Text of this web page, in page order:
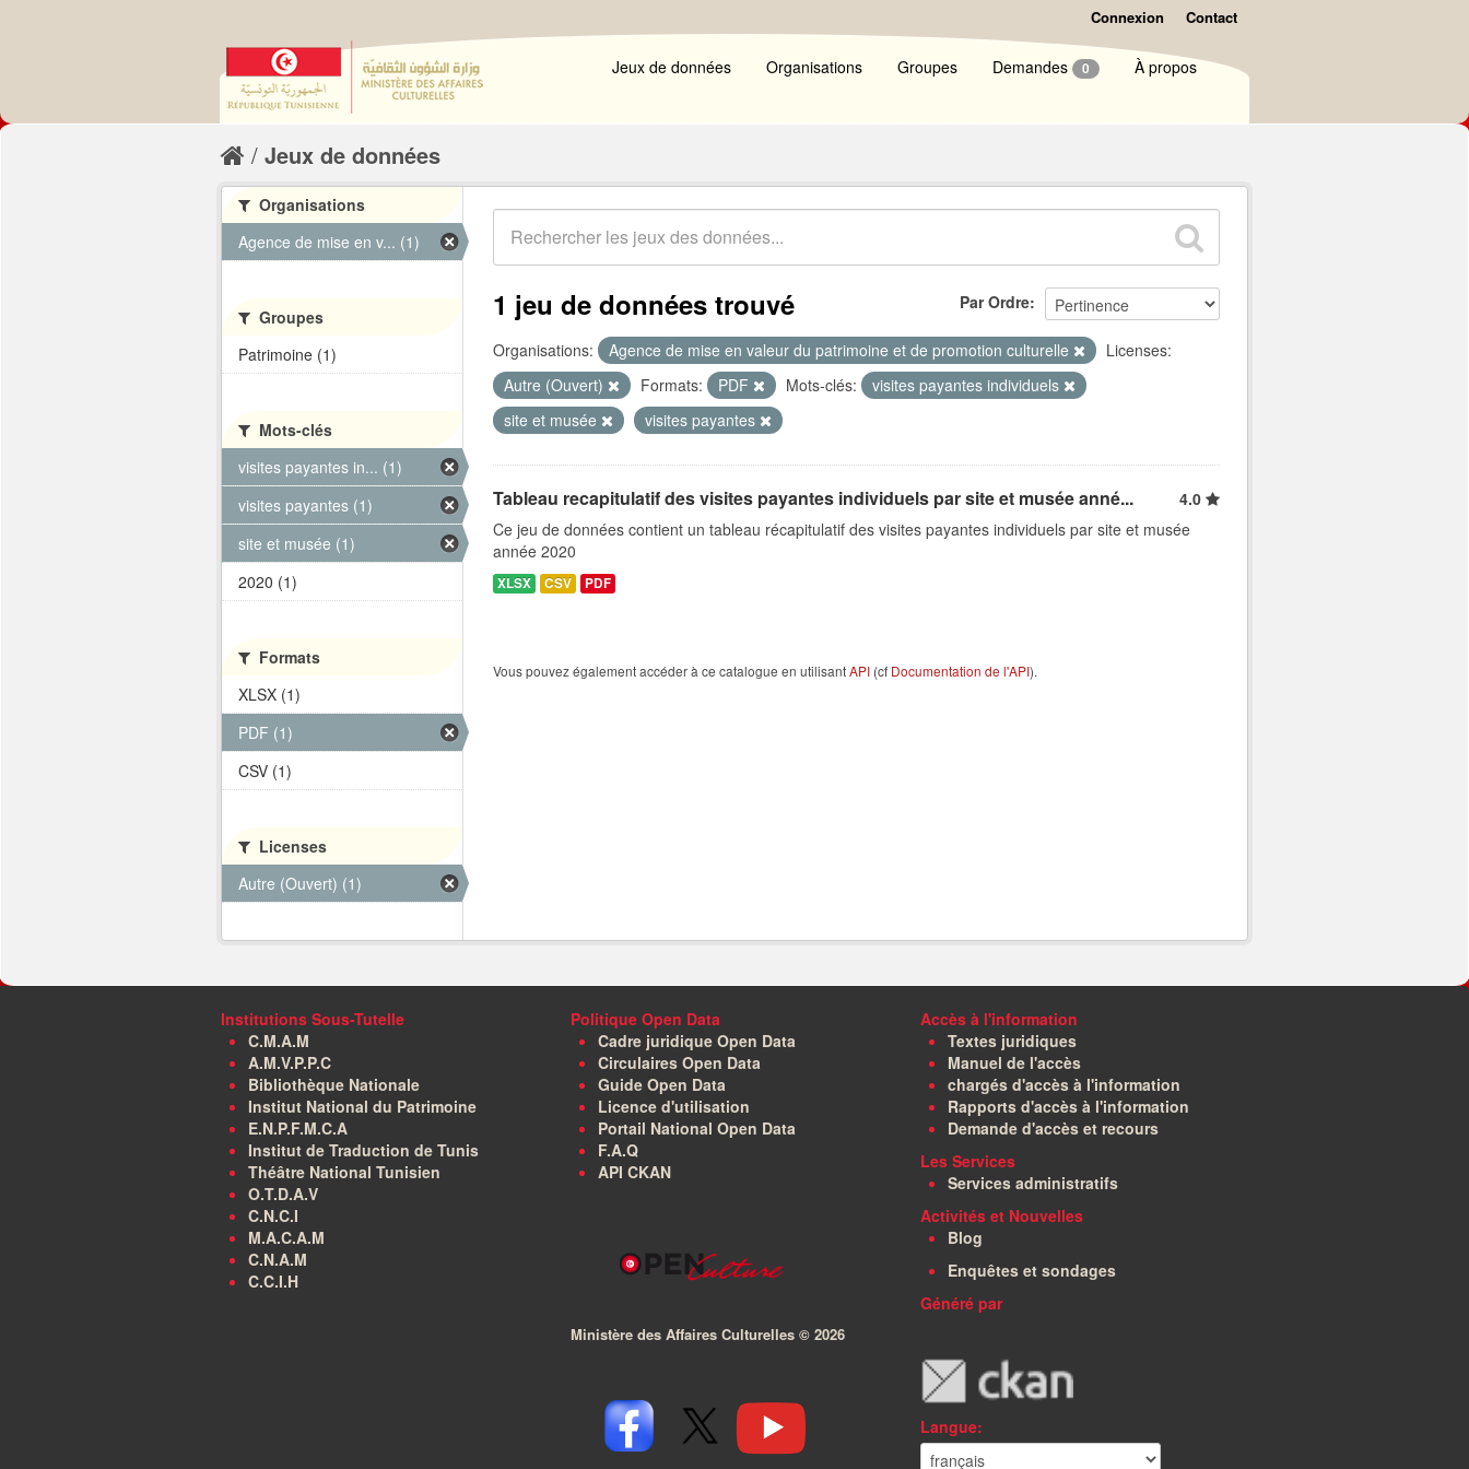
Connexion Contact
Jeux de données Organisations Groupes Demandes 0 À propos
Jeux de données
Par Ordre
1 jeu de données trouvé
Organisations: Agence de mise en valeur du patrimoine et de promotion culturelle
Licenses:
Autre (Ouvert)
Formats: PDF Mots-clés:
visites payantes individuels
site et musée
visites payantes
Tableau recapitulatif des visites payantes individuels par site et musée anné...
4.0
Ce jeu de données contient un tableau récapitulatif des visites payantes individuels par site et musée
année 2020
XLSX CSV PDF
Vous pouvez également accéder à ce catalogue en utilisantAPI (cf Documentation de l'API).
Organisations
Agence de mise en v... (1)
Groupes
Patrimoine (1)
Mots-clés
visites payantes in... (1)
visites payantes (1)
site et musée (1)
2020 (1)
Formats
XLSX (1)
PDF (1)
CSV (1)
Licenses
Autre (Ouvert) (1)
Institutions Sous-Tutelle
C.M.A.M
A.M.V.P.P.C
Bibliothèque Nationale
Institut National du Patrimoine
E.N.P.F.M.C.A
Institut de Traduction de Tunis
Théâtre National Tunisien
O.T.D.A.V
C.N.C.I
M.A.C.A.M
C.N.A.M
C.C.I.H
Politique Open Data
Cadre juridique Open Data
Circulaires Open Data
Guide Open Data
Licence d'utilisation
Portail National Open Data
F.A.Q
API CKAN
Ministère des Affaires Culturelles © 2026
Accès à l'information
Textes juridiques
Manuel de l'accès
chargés d'accès à l'information
Rapports d'accès à l'information
Demande d'accès et recours
Les Services
Services administratifs
Activités et Nouvelles
Blog
Enquêtes et sondages
Généré par
Langue